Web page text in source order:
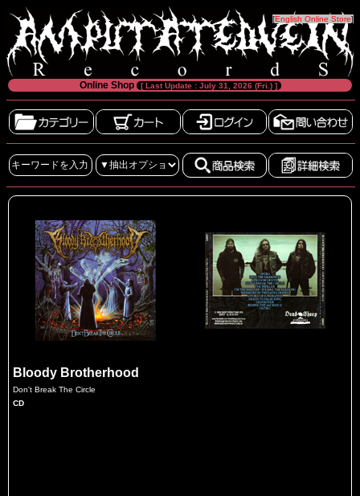
[English Online Store]
Online Shop [ Last Update : July 31, 2026 (Fri.) ]
Bloody Brotherhood
Don't Break The Circle
CD